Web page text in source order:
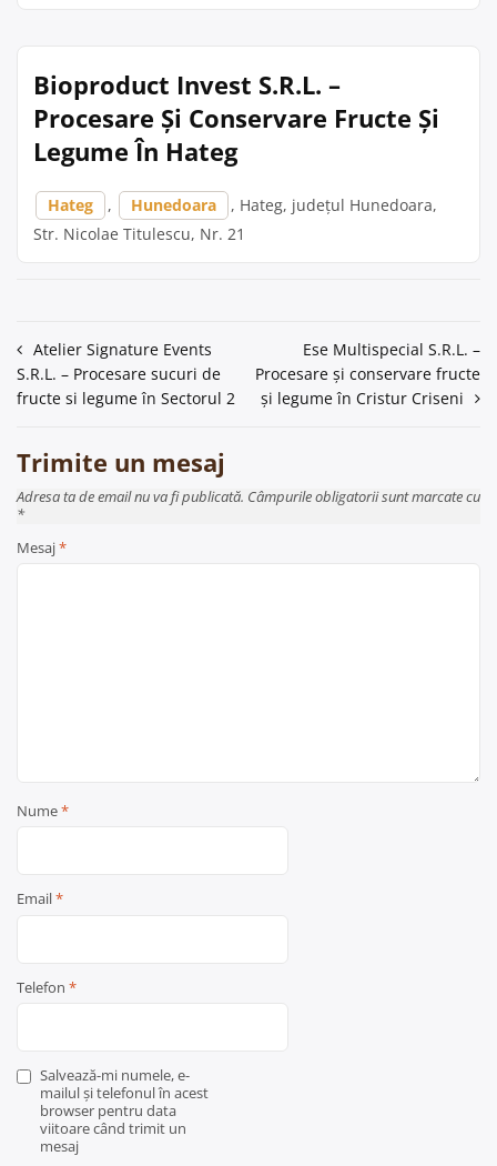
Bioproduct Invest S.R.L. –
Procesare Și Conservare Fructe Și
Legume În Hateg
Hateg , Hunedoara
, Hateg, județul Hunedoara,
Str. Nicolae Titulescu, Nr. 21
Navigare
în
Atelier Signature Events
S.R.L. – Procesare sucuri de
fructe si legume în Sectorul 2
Ese Multispecial S.R.L. –
Procesare și conservare fructe
și legume în Cristur Criseni
Trimite un mesaj
Adresa ta de email nu va fi publicată. Câmpurile obligatorii sunt marcate cu
*
Mesaj*
Nume*
Email*
Telefon *
Salvează-mi numele, e-
mailul și telefonul în acest
browser pentru data
viitoare când trimit un
mesaj